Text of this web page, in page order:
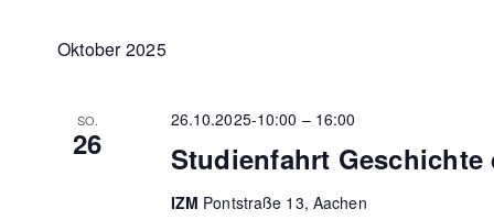
Oktober 2025
SO.
26 Studienfahrt Geschichte
26.10.2025-10:00 – 16:00
IZM Pontstraße 13, Aachen